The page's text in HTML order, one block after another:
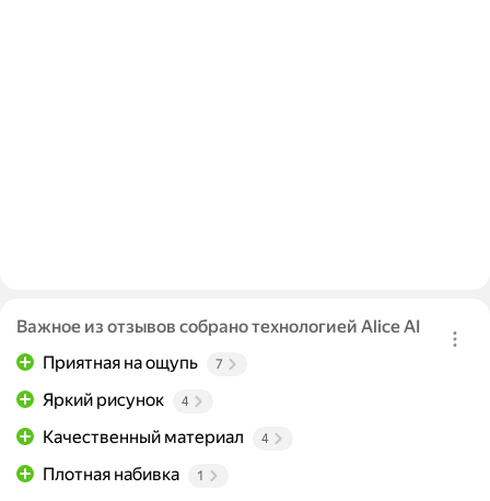
Важное из отзывов собрано технологией Alice AI
Приятная на ощупь
7
Яркий рисунок 4
Качественный материал 4
Плотная набивка 1